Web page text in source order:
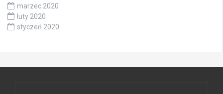
marzec 2020
luty 2020
styczeń 2020